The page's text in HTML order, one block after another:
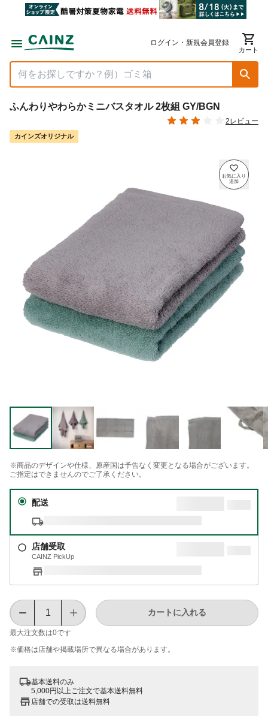
ログイン・新規会員登録
カート
ふんわりやわらかミニバスタオル 2枚組 GY/BGN
2レビュー
カインズオリジナル
※商品のデザインや仕様、原産国は予告なく変更となる場合がございます。
ご指定はできませんのでご了承ください。
配送
店舗受取
CAINZ PickUp
最大注文数は0です
カートに入れる
※価格は​店舗や​掲載場所で​異なる​場合が​あります。
基本送料のみ
5,000円以上ご注文で基本送料無料
店舗での受取は送料無料